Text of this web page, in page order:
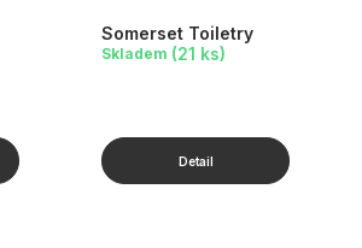
Somerset Toiletry
Skladem (21 ks)